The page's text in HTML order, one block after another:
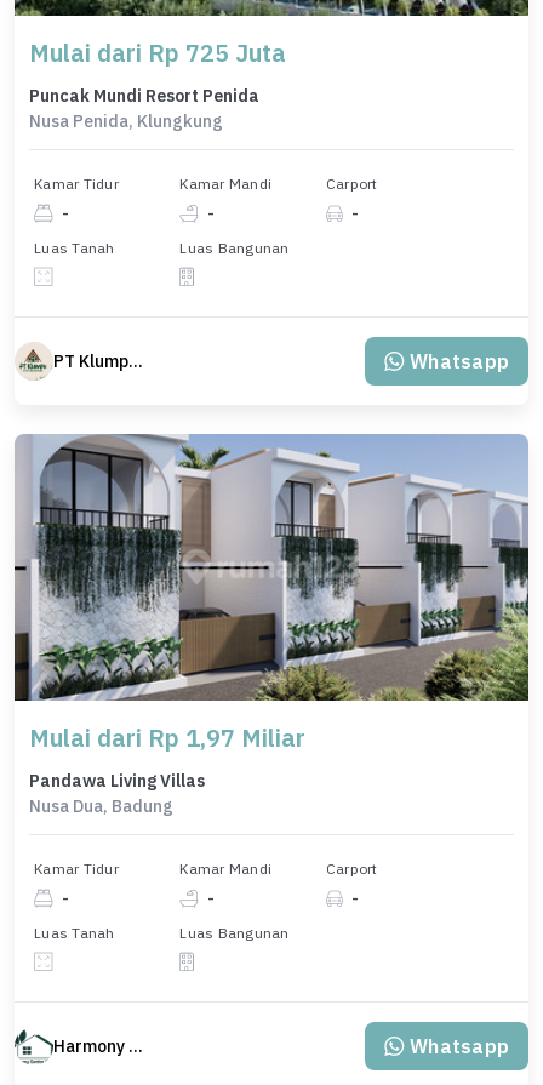
Mulai dari Rp 725 Juta
Puncak Mundi Resort Penida
Nusa Penida, Klungkung
Kamar Tidur
-
Kamar Mandi
-
Carport
-
Luas Tanah Luas Bangunan
PT Klumpu Kita Sejahtera Whatsapp
Mulai dari Rp 1,97 Miliar
Pandawa Living Villas
Nusa Dua, Badung
Kamar Tidur
-
Kamar Mandi
-
Carport
-
Luas Tanah Luas Bangunan
Harmony Property Whatsapp